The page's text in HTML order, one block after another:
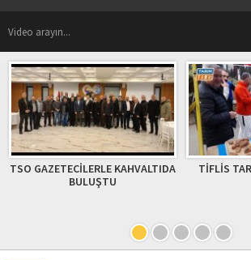
KAHVALTIDA
TİFLİS TARIM FUARI AGROİDA